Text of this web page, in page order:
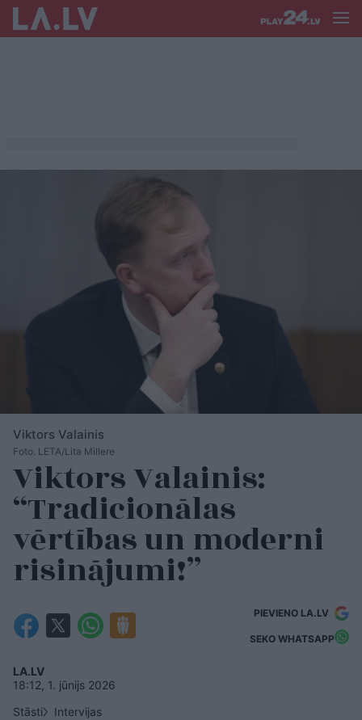
Viktors Valainis
Foto. LETA/Lita Millere
Viktors Valainis:
“Tradicionālas
vērtības un moderni
risinājumi!”
PIEVIENO LA.LV
SEKO WHATSAPP
LA.LV
18:12, 1. jūnijs 2026
Stāsti
Intervijas